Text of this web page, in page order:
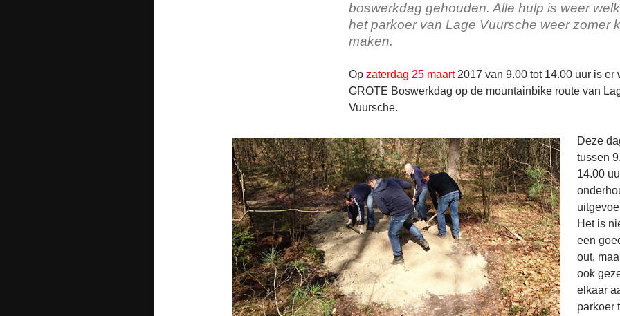
boswerkdag gehouden. Alle hulp is weer
het parkoer van Lage Vuursche weer zomer
maken.
Op zaterdag 25 maart2017 van 9.00 tot 14.00 uur is er
GROTE Boswerkdag op de mountainbike route van
Vuursche.
Deze
tussen
14.00
Het is
een
out,
ook
elkaar
parkoer